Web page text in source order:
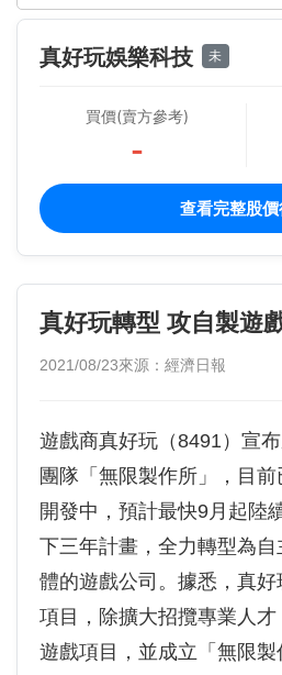
真好玩娛樂科技 未
買價(賣方參考)
-
查看完整股
真好玩轉型 攻自製遊
2021/08/23來源：經濟日報
遊戲商真好玩（8491）宣
團隊「無限製作所」，目
開發中，預計最快9月起陸
下三年計畫，全力轉型為
體的遊戲公司。據悉，真
項目，除擴大招攬專業人
遊戲項目，並成立「無限